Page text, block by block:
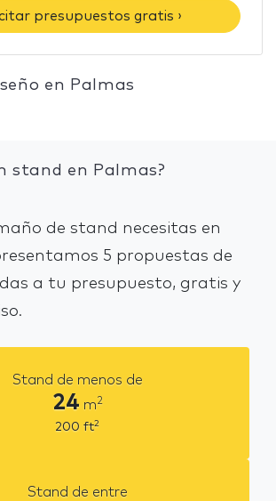
presupuestos gratis ›
en Palmas
stand en Palmas?
de stand necesitas en
5 propuestas de
a tu presupuesto, gratis y
Stand de menos de
24 m2
200 ft2
Stand de entre